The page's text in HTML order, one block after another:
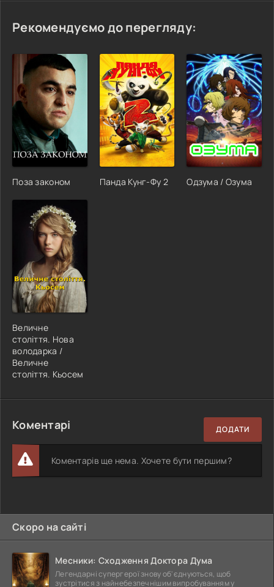
Рекомендуємо до перегляду:
Поза законом Панда Кунг-Фу 2 Одзума / Озума
Величне
століття. Нова
володарка /
Величне
століття. Кьосем
Коментарі ДОДАТИ
Коментарів ще нема. Хочете бути першим?
Скоро на сайті
Месники: Сходження Доктора Дума
Легендарні супергерої знову об'єднуються, щоб
зустрітися з найнебезпечнішим випробуванням у